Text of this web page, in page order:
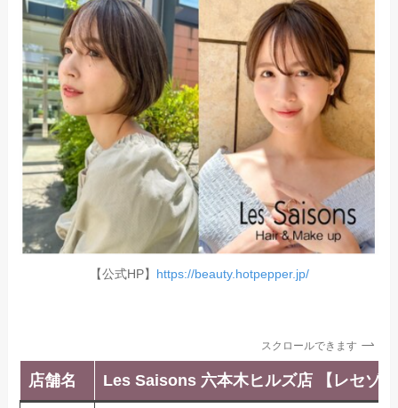
【公式HP】 https://beauty.hotpepper.jp/
スクロールできます
店舗名 Les Saisons 六本木ヒルズ店 【レセゾ